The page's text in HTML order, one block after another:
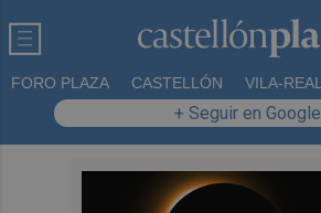
FORO PLAZA CASTELLÓN VILA-REAL
+ Seguir en Google